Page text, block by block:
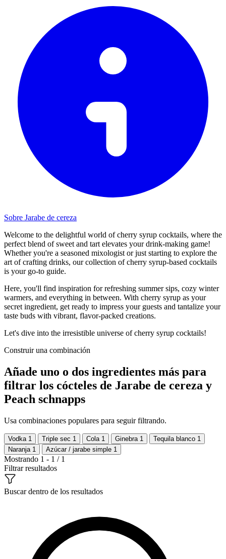
Sobre Jarabe de cereza
Welcome to the delightful world of cherry syrup cocktails, where the
perfect blend of sweet and tart elevates your drink-making game!
Whether you're a seasoned mixologist or just starting to explore the
art of crafting drinks, our collection of cherry syrup-based cocktails
is your go-to guide.
Here, you'll find inspiration for refreshing summer sips, cozy winter
warmers, and everything in between. With cherry syrup as your
secret ingredient, get ready to impress your guests and tantalize your
taste buds with vibrant, flavor-packed creations.
Let's dive into the irresistible universe of cherry syrup cocktails!
Construir una combinación
Añade uno o dos ingredientes más para
filtrar los cócteles de Jarabe de cereza y
Peach schnapps
Usa combinaciones populares para seguir filtrando.
Vodka 1 Triple sec 1 Cola 1 Ginebra 1 Tequila blanco 1
Naranja 1 Azúcar / jarabe simple 1
Mostrando 1 - 1 / 1
Filtrar resultados
Buscar dentro de los resultados